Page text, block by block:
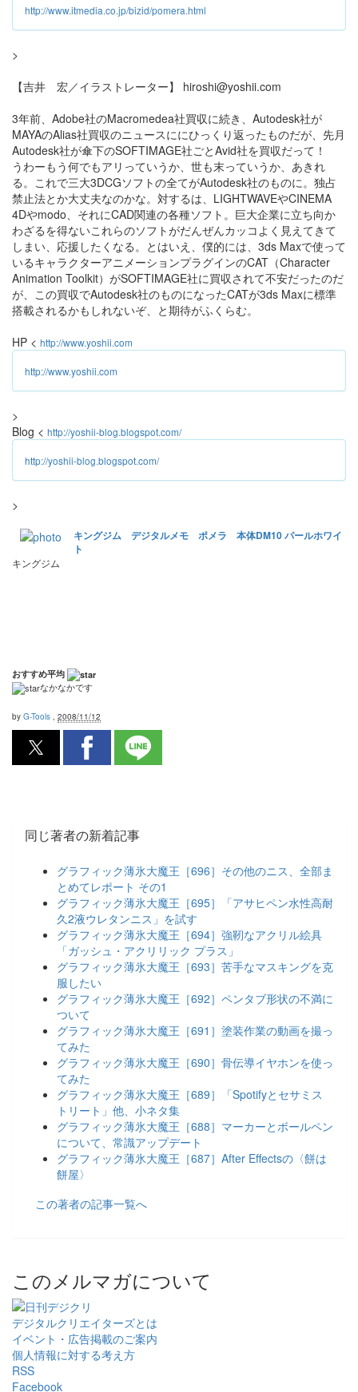
http://www.itmedia.co.jp/bizid/pomera.html
>
【吉井 宏／イラストレーター】 hiroshi@yoshii.com
3年前、Adobe社のMacromedea社買収に続き、Autodesk社が
MAYAのAlias社買収のニュースににひっくり返ったものだが、先月
Autodesk社が傘下のSOFTIMAGE社ごとAvid社を買収だって！
うわーもう何でもアリっていうか、世も末っていうか、あきれ
る。これで三大3DCGソフトの全てがAutodesk社のものに。独占
禁止法とか大丈夫なのかな。対するは、LIGHTWAVEやCINEMA
4Dやmodo、それにCAD関連の各種ソフト。巨大企業に立ち向か
わざるを得ないこれらのソフトがだんぜんカッコよく見えてきて
しまい、応援したくなる。とはいえ、僕的には、3ds Maxで使って
いるキャラクターアニメーションプラグインのCAT（Character
Animation Toolkit）がSOFTIMAGE社に買収されて不安だったのだ
が、この買収でAutodesk社のものになったCATが3ds Maxに標準
搭載されるかもしれないぞ、と期待がふくらむ。
HP < http://www.yoshii.com
http://www.yoshii.com
>
Blog < http://yoshii-blog.blogspot.com/
http://yoshii-blog.blogspot.com/
>
キングジム デジタルメモ ポメラ 本体DM10 パールホワイ
ト
キングジム
おすすめ平均
なかなかです
by G-Tools , 2008/11/12
同じ著者の新着記事
グラフィック薄氷大魔王［696］その他のニス、全部ま
とめてレポート その1
グラフィック薄氷大魔王［695］「アサヒペン水性高耐
久2液ウレタンニス」を試す
グラフィック薄氷大魔王［694］強靭なアクリル絵具
「ガッシュ・アクリリック プラス」
グラフィック薄氷大魔王［693］苦手なマスキングを克
服したい
グラフィック薄氷大魔王［692］ペンタブ形状の不満に
ついて
グラフィック薄氷大魔王［691］塗装作業の動画を撮っ
てみた
グラフィック薄氷大魔王［690］骨伝導イヤホンを使っ
てみた
グラフィック薄氷大魔王［689］「Spotifyとセサミス
トリート」他、小ネタ集
グラフィック薄氷大魔王［688］マーカーとボールペン
について、常識アップデート
グラフィック薄氷大魔王［687］After Effectsの〈餅は
餅屋〉
この著者の記事一覧へ
このメルマガについて
デジタルクリエイターズとは
イベント・広告掲載のご案内
個人情報に対する考え方
RSS
Facebook